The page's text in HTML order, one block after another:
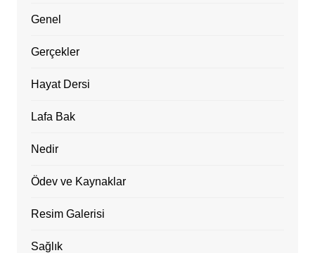
Genel
Gerçekler
Hayat Dersi
Lafa Bak
Nedir
Ödev ve Kaynaklar
Resim Galerisi
Sağlık